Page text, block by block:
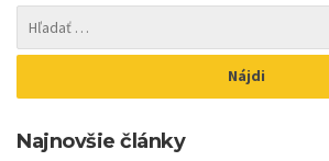
Najnovšie články